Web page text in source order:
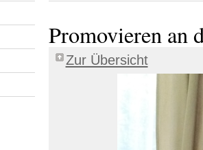
Promovieren an
Zur Übersicht